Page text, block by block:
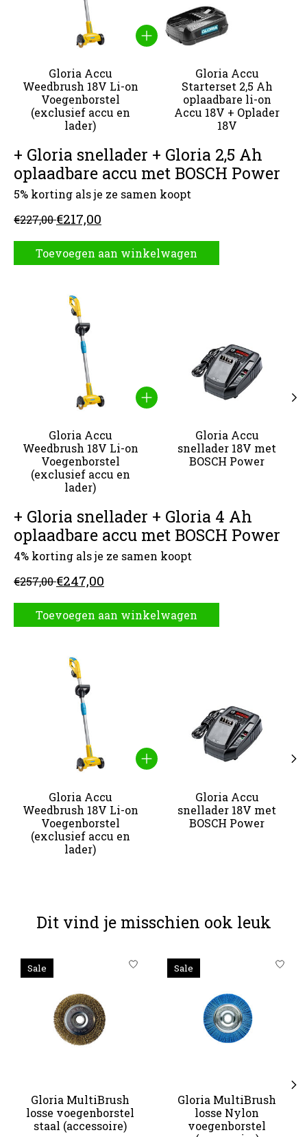
Gloria Accu
Weedbrush 18V Li-on
Voegenborstel
(exclusief accu en
lader)
Gloria Accu
Starterset 2,5 Ah
oplaadbare li-on
Accu 18V + Oplader
18V
+ Gloria snellader + Gloria 2,5 Ah
oplaadbare accu met BOSCH Power
5% korting als je ze samen koopt
€227,00€217,00
Toevoegen aan winkelwagen
Carrousel van gebundelde producten
Gloria Accu
Weedbrush 18V Li-on
Voegenborstel
(exclusief accu en
lader)
Gloria Accu
snellader 18V met
BOSCH Power
+ Gloria snellader + Gloria 4 Ah
oplaadbare accu met BOSCH Power
4% korting als je ze samen koopt
€257,00€247,00
Toevoegen aan winkelwagen
Carrousel van gebundelde producten
Gloria Accu
Weedbrush 18V Li-on
Voegenborstel
(exclusief accu en
lader)
Gloria Accu
snellader 18V met
BOSCH Power
Dit vind je misschien ook leuk
Items van productcarrousel
Sale
Gloria MultiBrush
losse voegenborstel
staal (accessoire)
Sale
Gloria MultiBrush
losse Nylon
voegenborstel